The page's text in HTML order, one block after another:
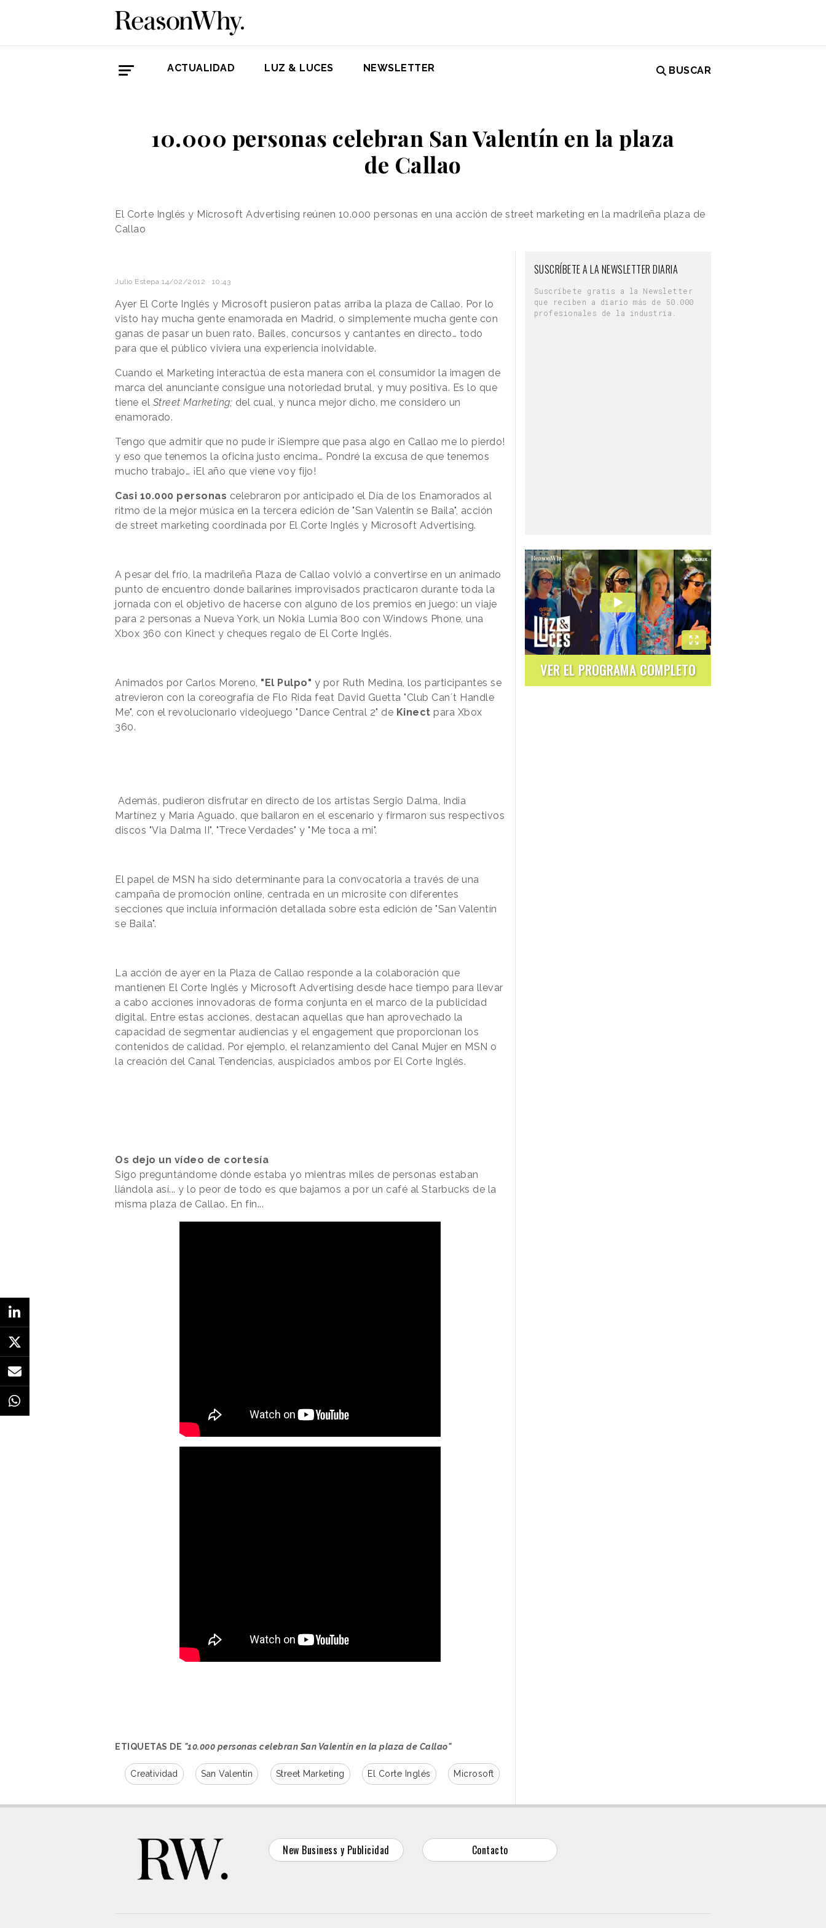
ACTUALIDAD LUZ & LUCES NEWSLETTER BUSCAR
10.000 personas celebran San Valentín en la plaza
de Callao
El Corte Inglés y Microsoft Advertising reúnen 10.000 personas en una acción de street marketing en la madrileña plaza de
Callao
Julio Estepa 14/02/2012 · 10:43
Ayer El Corte Inglés y Microsoft pusieron patas arriba la plaza de Callao. Por lo
visto hay mucha gente enamorada en Madrid, o simplemente mucha gente con
ganas de pasar un buen rato. Bailes, concursos y cantantes en directo… todo
para que el público viviera una experiencia inolvidable.
Cuando el Marketing interactúa de esta manera con el consumidor la imagen de
marca del anunciante consigue una notoriedad brutal, y muy positiva. Es lo que
tiene el Street Marketing; del cual, y nunca mejor dicho, me considero un
enamorado.
Tengo que admitir que no pude ir ¡Siempre que pasa algo en Callao me lo pierdo!
y eso que tenemos la oficina justo encima… Pondré la excusa de que tenemos
mucho trabajo… ¡El año que viene voy fijo!
Casi 10.000 personas celebraron por anticipado el Día de los Enamorados al
ritmo de la mejor música en la tercera edición de "San Valentín se Baila", acción
de street marketing coordinada por El Corte Inglés y Microsoft Advertising.
A pesar del frío, la madrileña Plaza de Callao volvió a convertirse en un animado
punto de encuentro donde bailarines improvisados practicaron durante toda la
jornada con el objetivo de hacerse con alguno de los premios en juego: un viaje
para 2 personas a Nueva York, un Nokia Lumia 800 con Windows Phone, una
Xbox 360 con Kinect y cheques regalo de El Corte Inglés.
Animados por Carlos Moreno, "El Pulpo" y por Ruth Medina, los participantes se
atrevieron con la coreografía de Flo Rida feat David Guetta "Club Can´t Handle
Me", con el revolucionario videojuego "Dance Central 2" de Kinect para Xbox
360.
Además, pudieron disfrutar en directo de los artistas Sergio Dalma, India
Martínez y María Aguado, que bailaron en el escenario y firmaron sus respectivos
discos "Via Dalma II", "Trece Verdades" y "Me toca a mí".
El papel de MSN ha sido determinante para la convocatoria a través de una
campaña de promoción online, centrada en un microsite con diferentes
secciones que incluía información detallada sobre esta edición de "San Valentín
se Baila".
La acción de ayer en la Plaza de Callao responde a la colaboración que
mantienen El Corte Inglés y Microsoft Advertising desde hace tiempo para llevar
a cabo acciones innovadoras de forma conjunta en el marco de la publicidad
digital. Entre estas acciones, destacan aquellas que han aprovechado la
capacidad de segmentar audiencias y el engagement que proporcionan los
contenidos de calidad. Por ejemplo, el relanzamiento del Canal Mujer en MSN o
la creación del Canal Tendencias, auspiciados ambos por El Corte Inglés.
Os dejo un vídeo de cortesía
Sigo preguntándome dónde estaba yo mientras miles de personas estaban
liándola así... y lo peor de todo es que bajamos a por un café al Starbucks de la
misma plaza de Callao. En fin...
ETIQUETAS DE "10.000 personas celebran San Valentín en la plaza de Callao"
Creatividad San Valentín Street Marketing El Corte Inglés Microsoft
SUSCRÍBETE A LA NEWSLETTER DIARIA
Suscríbete gratis a la Newsletter
que reciben a diario más de 50.000
profesionales de la industria.
VER EL PROGRAMA COMPLETO
New Business y Publicidad Contacto